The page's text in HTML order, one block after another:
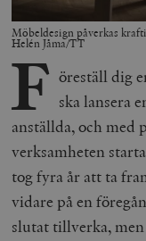
Möbeldesign påverkas
Helén Jåma/TT
F öreställ dig
ska lansera
anställda, och med
verksamheten
tog fyra år att ta
vidare på en
slutat tillverka,